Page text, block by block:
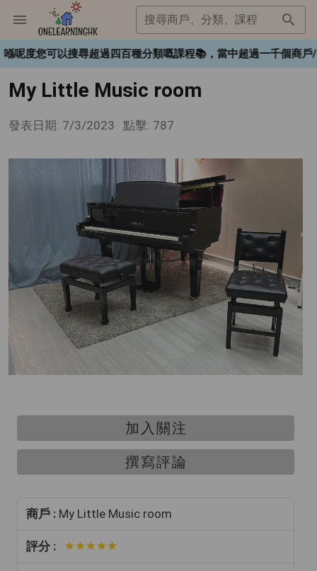
搜尋商戶、分類、課程
可以搜尋超過四百種分類嘅課程📚，當中超過一千個商戶/個
My Little Music room
發表日期: 7/3/2023 點擊: 787
加入關注
撰寫評論
商戶 : My Little Music room
評分 :